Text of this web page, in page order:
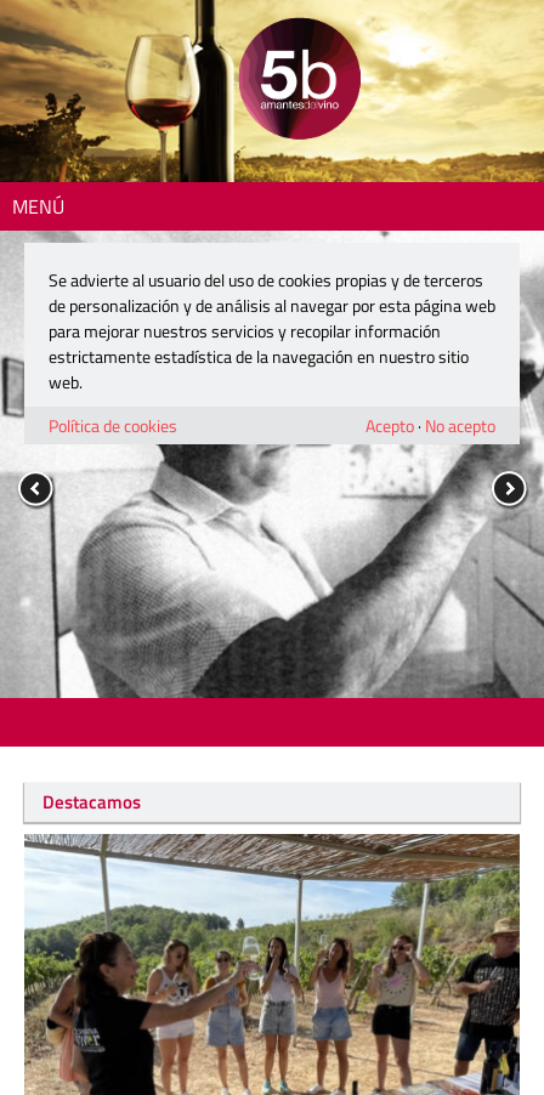
MENÚ
Destacamos
Se advierte al usuario del uso de cookies propias y de terceros
de personalización y de análisis al navegar por esta página web
para mejorar nuestros servicios y recopilar información
estrictamente estadística de la navegación en nuestro sitio
web.
Política de cookies
Acepto· No acepto